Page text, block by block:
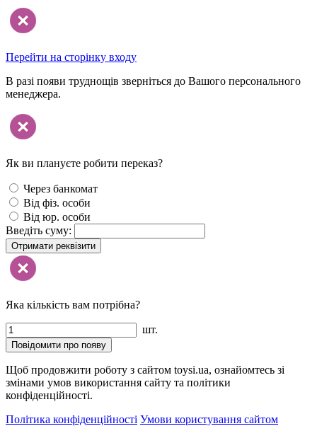
Перейти на сторінку входу
В разі появи труднощів зверніться до Вашого персонального
менеджера.
Як ви плануєте робити переказ?
Через банкомат
Від фіз. особи
Від юр. особи
Введіть суму:
Отримати реквізити
Яка кількість вам потрібна?
шт.
Повідомити про появу
Щоб продовжити роботу з сайтом toysi.ua, ознайомтесь зі
змінами умов використання сайту та політики
конфіденційності.
Політика конфіденційності Умови користування сайтом